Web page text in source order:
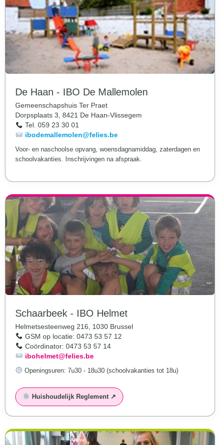
De Haan - IBO De Mallemolen
Gemeenschapshuis Ter Praet
Dorpsplaats 3, 8421 De Haan-Vlissegem
Tel. 059 23 30 01
ibodemallemolen@felies.be
Voor- en naschoolse opvang, woensdagnamiddag, zaterdagen en
schoolvakanties. Inschrijvingen na afspraak.
Schaarbeek - IBO Helmet
Helmetsesteenweg 216, 1030 Brussel
GSM op locatie: 0473 53 57 12
Coördinator: 0473 53 57 14
ibohelmet@felies.be
Openingsuren: 7u30 - 18u30 (schoolvakanties tot 18u)
Huishoudelijk Reglement ↗